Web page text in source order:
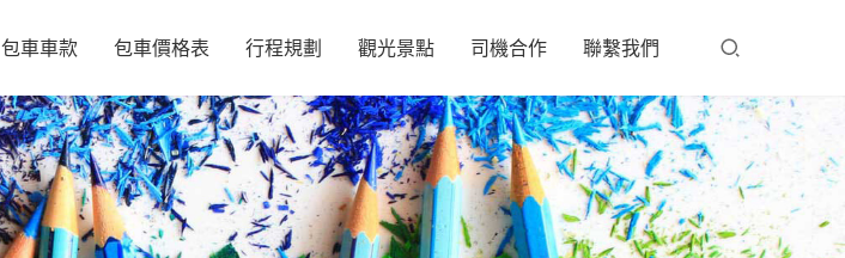
包車車款 包車價格表 行程規劃 觀光景點 司機合作 聯繫我們